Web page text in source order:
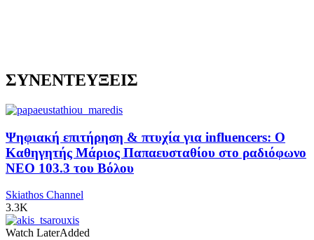
ΣΥΝΕΝΤΕΥΞΕΙΣ
Ψηφιακή επιτήρηση & πτυχία για influencers: Ο
Καθηγητής Μάριος Παπαευσταθίου στο ραδιόφωνο
NEO 103.3 του Βόλου
Skiathos Channel
3.3K
Watch LaterAdded